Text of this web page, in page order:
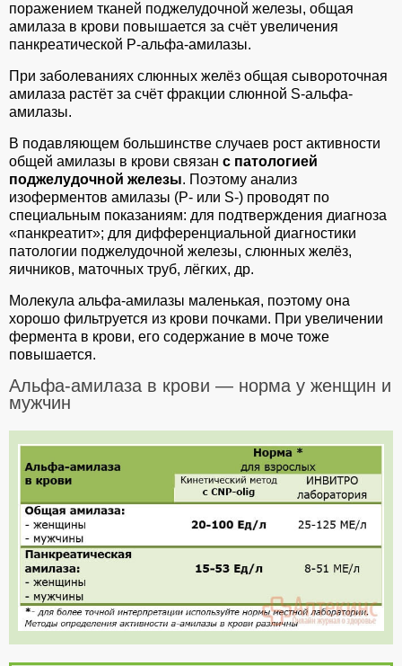
поражением тканей поджелудочной железы, общая
амилаза в крови повышается за счёт увеличения
панкреатической Р-альфа-амилазы.
При заболеваниях слюнных желёз общая сывороточная
амилаза растёт за счёт фракции слюнной S-альфа-
амилазы.
В подавляющем большинстве случаев рост активности
общей амилазы в крови связан с патологией
поджелудочной железы. Поэтому анализ
изоферментов амилазы (Р- или S-) проводят по
специальным показаниям: для подтверждения диагноза
«панкреатит»; для дифференциальной диагностики
патологии поджелудочной железы, слюнных желёз,
яичников, маточных труб, лёгких, др.
Молекула альфа-амилазы маленькая, поэтому она
хорошо фильтруется из крови почками. При увеличении
фермента в крови, его содержание в моче тоже
повышается.
Альфа-амилаза в крови — норма у женщин и
мужчин